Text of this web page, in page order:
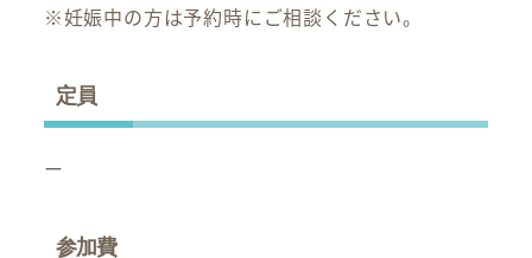
※妊娠中の方は予約時にご相談ください。
定員
ー
参加費